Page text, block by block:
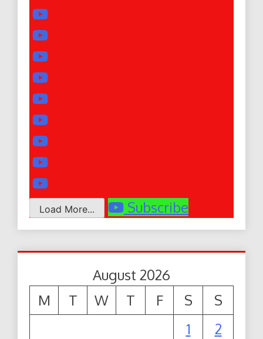
Load More... Subscribe
August 2026
M
T W T F S
S
1
2